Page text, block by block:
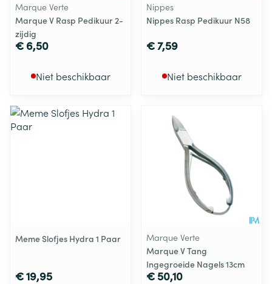
Marque Verte
Marque V Rasp Pedikuur 2-
zijdig
€ 6,50
Niet beschikbaar
Nippes
Nippes Rasp Pedikuur N58
€ 7,59
Niet beschikbaar
Meme Slofjes Hydra 1 Paar
€ 19,95
Marque Verte
Marque V Tang
Ingegroeide Nagels 13cm
€ 50,10